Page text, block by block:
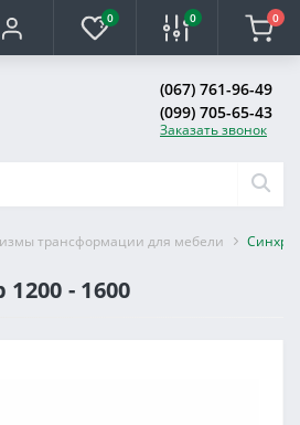
0 0 0
(067) 761-96-49
(099) 705-65-43
Заказать звонок
трансформации для мебели
- 1600